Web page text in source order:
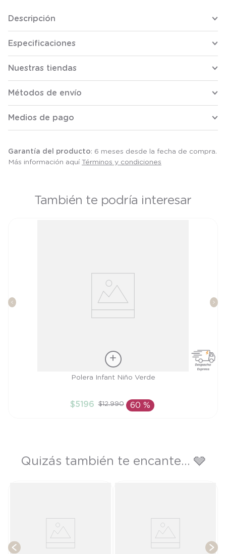
Descripción
Especificaciones
Nuestras tiendas
Métodos de envío
Medios de pago
Garantía del producto: 6 meses desde la fecha de compra.
Más información aquí Términos y condiciones
También te podría interesar
AÑADIR AL CARRITO
Polera Infant Niño Verde
$5196 $12.990 60 %
Quizás también te encante... 🩶